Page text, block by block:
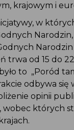
krajowym i
w
trwa od 15 do
to „Poród
odbywa
opinii
których